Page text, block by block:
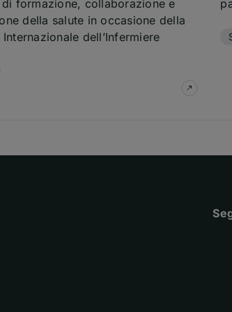
salute mentale e stili di vita.
formazione, collaborazione e
della salute in occasione della
Internazionale dell’Infermiere
su